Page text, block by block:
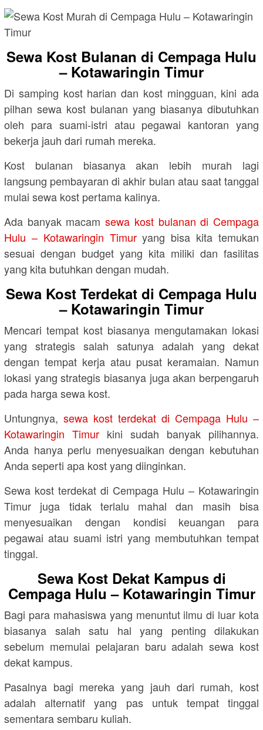
Sewa Kost Bulanan di Cempaga Hulu
– Kotawaringin Timur
Di samping kost harian dan kost mingguan, kini ada
pilhan sewa kost bulanan yang biasanya dibutuhkan
oleh para suami-istri atau pegawai kantoran yang
bekerja jauh dari rumah mereka.
Kost bulanan biasanya akan lebih murah lagi
langsung pembayaran di akhir bulan atau saat tanggal
mulai sewa kost pertama kalinya.
Ada banyak macamsewa kost bulanan di Cempaga
Hulu – Kotawaringin Timuryang bisa kita temukan
sesuai dengan budget yang kita miliki dan fasilitas
yang kita butuhkan dengan mudah.
Sewa Kost Terdekat di Cempaga Hulu
– Kotawaringin Timur
Mencari tempat kost biasanya mengutamakan lokasi
yang strategis salah satunya adalah yang dekat
dengan tempat kerja atau pusat keramaian. Namun
lokasi yang strategis biasanya juga akan berpengaruh
pada harga sewa kost.
Untungnya, sewa kost terdekat di Cempaga Hulu –
Kotawaringin Timur kini sudah banyak pilihannya.
Anda hanya perlu menyesuaikan dengan kebutuhan
Anda seperti apa kost yang diinginkan.
Sewa kost terdekat di Cempaga Hulu – Kotawaringin
Timur juga tidak terlalu mahal dan masih bisa
menyesuaikan dengan kondisi keuangan para
pegawai atau suami istri yang membutuhkan tempat
tinggal.
Sewa Kost Dekat Kampus di
Cempaga Hulu – Kotawaringin Timur
Bagi para mahasiswa yang menuntut ilmu di luar kota
biasanya salah satu hal yang penting dilakukan
sebelum memulai pelajaran baru adalah sewa kost
dekat kampus.
Pasalnya bagi mereka yang jauh dari rumah, kost
adalah alternatif yang pas untuk tempat tinggal
sementara sembaru kuliah.